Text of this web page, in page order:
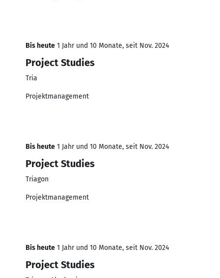
Bis heute 1 Jahr und 10 Monate, seit Nov. 2024
Project Studies
Tria
Projektmanagement
Bis heute 1 Jahr und 10 Monate, seit Nov. 2024
Project Studies
Triagon
Projektmanagement
Bis heute 1 Jahr und 10 Monate, seit Nov. 2024
Project Studies